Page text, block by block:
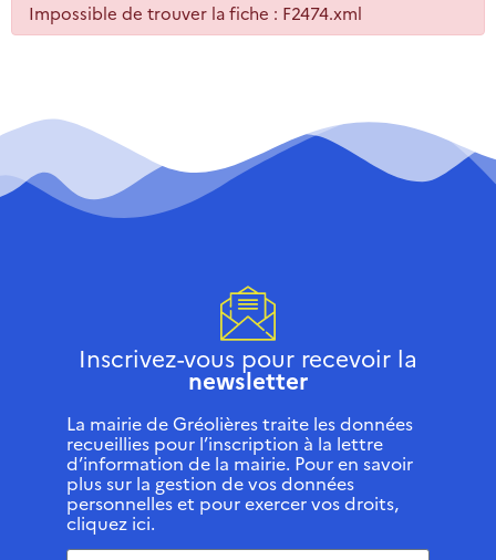
Impossible de trouver la fiche : F2474.xml
Inscrivez-vous pour recevoir la
newsletter
La mairie de Gréolières traite les données
recueillies pour l’inscription à la lettre
d’information de la mairie. Pour en savoir
plus sur la gestion de vos données
personnelles et pour exercer vos droits,
cliquez ici.